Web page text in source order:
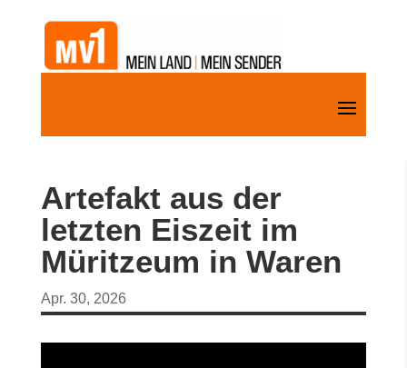
Artefakt aus der
letzten Eiszeit im
Müritzeum in Waren
Apr. 30, 2026